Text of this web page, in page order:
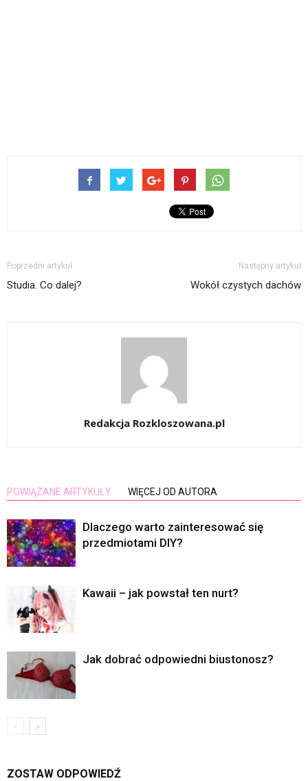
Poprzedni artykuł
Studia. Co dalej?
Następny artykuł
Wokół czystych dachów
Redakcja Rozkloszowana.pl
POWIĄZANE ARTYKUŁY WIĘCEJ OD AUTORA
Dlaczego warto zainteresować się
przedmiotami DIY?
Kawaii – jak powstał ten nurt?
Jak dobrać odpowiedni biustonosz?
ZOSTAW ODPOWIEDŹ